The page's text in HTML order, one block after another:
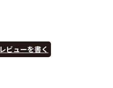
レビューを書く